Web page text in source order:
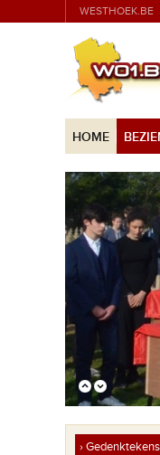
WESTHOEK.BE
HOME
› Gedenktekens